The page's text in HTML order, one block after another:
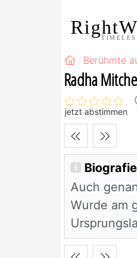
Berühmte
Radha
jetzt abstimmen
Auch
Wurde am